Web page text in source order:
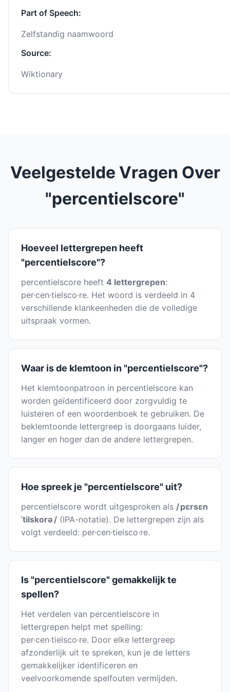
Part of Speech:
Zelfstandig naamwoord
Source:
Wiktionary
Veelgestelde Vragen Over
"percentielscore"
Hoeveel lettergrepen heeft
"percentielscore"?
percentielscore heeft 4 lettergrepen:
per·cen·tielsco·re. Het woord is verdeeld in 4
verschillende klankeenheden die de volledige
uitspraak vormen.
Waar is de klemtoon in "percentielscore"?
Het klemtoonpatroon in percentielscore kan
worden geïdentificeerd door zorgvuldig te
luisteren of een woordenboek te gebruiken. De
beklemtoonde lettergreep is doorgaans luider,
langer en hoger dan de andere lettergrepen.
Hoe spreek je "percentielscore" uit?
percentielscore wordt uitgesproken als / pɛrsɛn
ˈtilskorə / (IPA-notatie). De lettergrepen zijn als
volgt verdeeld: per·cen·tielsco·re.
Is "percentielscore" gemakkelijk te
spellen?
Het verdelen van percentielscore in
lettergrepen helpt met spelling:
per·cen·tielsco·re. Door elke lettergreep
afzonderlijk uit te spreken, kun je de letters
gemakkelijker identificeren en
veelvoorkomende spelfouten vermijden.